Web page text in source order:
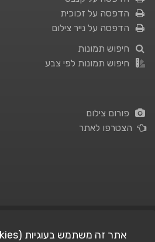
הדפסה על זכוכית
הדפסה על נייר צילום
חיפוש תמונות
חיפוש תמונות לפי צבע
פורום צילום
הצטרפו לאתר